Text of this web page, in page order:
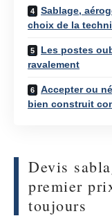
Sablage,
choix de la
Les postes
ravalement
Accepter ou
bien construit
Devis
premier
toujours